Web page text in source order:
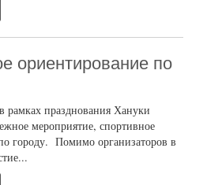
ориентирование по
рамках празднования Хануки
мероприятие, спортивное
городу. Помимо организаторов в